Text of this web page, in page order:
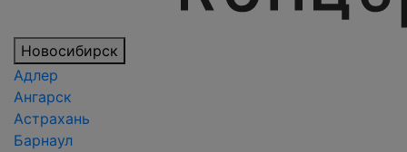
Новосибирск
Адлер
Ангарск
Астрахань
Барнаул